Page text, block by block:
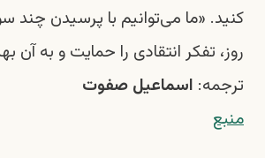
کنید. «ما می‌توانیم با پرسیدن چند
روز، تفکر انتقادی را حمایت و به آن
ترجمه: اسماعیل صفوت
منبع